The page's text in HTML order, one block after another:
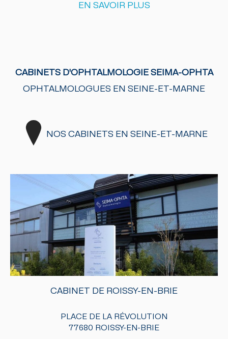
EN SAVOIR PLUS
CABINETS D'OPHTALMOLOGIE SEIMA-OPHTA
OPHTALMOLOGUES EN SEINE-ET-MARNE
NOS CABINETS EN SEINE-ET-MARNE
CABINET DE ROISSY-EN-BRIE
PLACE DE LA RÉVOLUTION
77680 ROISSY-EN-BRIE